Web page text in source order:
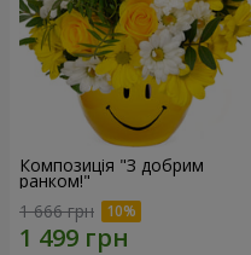
Композиція "З добрим
ранком!"
1 666 грн